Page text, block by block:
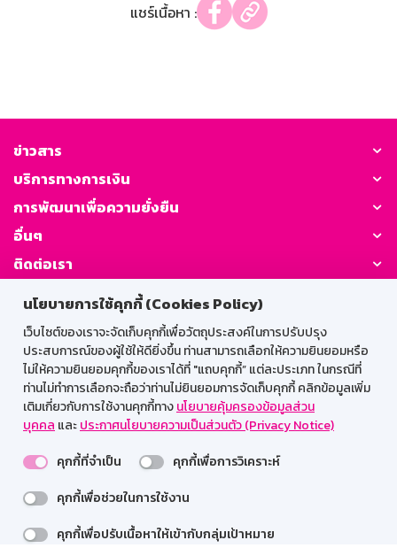
นโยบายการใช้คุกกี้ (Cookies Policy)
เว็บไซต์ของเราจะจัดเก็บคุกกี้เพื่อวัตถุประสงค์ในการปรับปรุง
ประสบการณ์ของผู้ใช้ให้ดียิ่งขึ้น ท่านสามารถเลือกให้ความยินยอมหรือ
ไม่ให้ความยินยอมคุกกี้ของเราได้ที่ "แถบคุกกี้” แต่ละประเภท ในกรณีที่
ท่านไม่ทำการเลือกจะถือว่าท่านไม่ยินยอมการจัดเก็บคุกกี้ คลิกข้อมูลเพิ่ม
เติมเกี่ยวกับการใช้งานคุกกี้ทางนโยบายคุ้มครองข้อมูลส่วน
บุคคล และประกาศนโยบายความเป็นส่วนตัว (Privacy Notice)
คุกกี้ที่จำเป็น
คุกกี้เพื่อการวิเคราะห์
คุกกี้เพื่อช่วยในการใช้งาน
คุกกี้เพื่อปรับเนื้อหาให้เข้ากับกลุ่มเป้าหมาย
แชร์เนื้อหา :
ข่าวสาร
บริการทางการเงิน
การพัฒนาเพื่อความยั่งยืน
อื่นๆ
ติดต่อเรา
GSB Society:
สำหรับพนักงาน
Web HR
GSB Wisdom
M-Search
เข้าสู่ระบบเน็ตเมล
รองรับการใช้งานได้ดีบนเว็บบราวเซอร์